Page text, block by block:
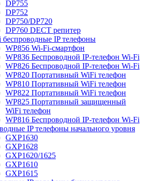
DP755
DP752
DP750/DP720
DP760 DECT репитер
беспроводные IP телефоны
WP856 Wi-Fi-смартфон
WP836 Беспроводной IP-телефон Wi-Fi
WP826 Беспроводной IP-телефон Wi-Fi
WP820 Портативный WiFi телефон
WP810 Портативный WiFi телефон
WP822 Портативный WiFi телефон
WP825 Портативный защищенный
WiFi телефон
WP816 Беспроводной IP-телефон Wi-Fi
IP телефоны начального уровня
GXP1630
GXP1628
GXP1620/1625
GXP1610
GXP1615